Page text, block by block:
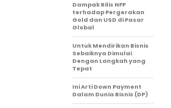
Dampak Rilis NFP
terhadap Pergerakan
Gold dan USD di Pasar
Global
Untuk Mendirikan Bisnis
Sebaiknya Dimulai
Dengan Langkah yang
Tepat
Ini Arti Down Payment
Dalam Dunia Bisnis (DP)